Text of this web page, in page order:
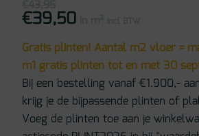
Oorspronkelijke
prijs
was:
€39,50Huidige
prijs
Gratis plinten! Aantal m2 vloer =
m1 gratis plinten tot en met 30
Bij een bestelling vanaf €1.900,-
krijg je de bijpassende plinten of
Voeg de plinten toe aan je